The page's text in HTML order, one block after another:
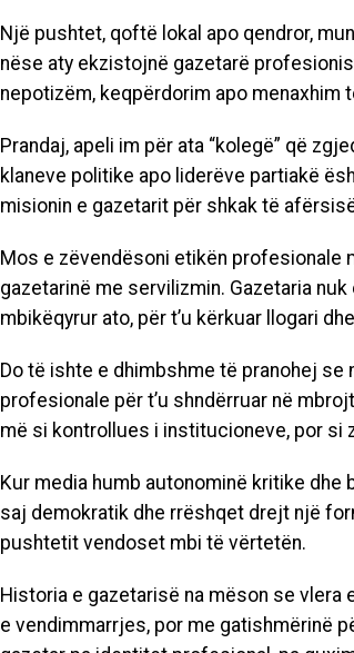
Një pushtet, qoftë lokal apo qendror,
nëse aty ekzistojnë gazetarë
nepotizëm, keqpërdorim apo menaxhim
Prandaj, apeli im për ata “kolegë” që
klaneve politike apo liderëve partiakë
misionin e gazetarit për shkak të
Mos e zëvendësoni etikën profesionale
gazetarinë me servilizmin. Gazetaria
mbikëqyrur ato, për t’u kërkuar llogari
Do të ishte e dhimbshme të pranohej
profesionale për t’u shndërruar në
më si kontrollues i institucioneve, por si
Kur media humb autonominë kritike dhe
saj demokratik dhe rrëshqet drejt një
pushtetit vendoset mbi të vërtetën.
Historia e gazetarisë na mëson se vlera
e vendimmarrjes, por me gatishmërinë